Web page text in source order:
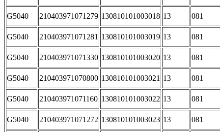
G5040 210403971071279 130810101003018 13 081
G5040 210403971071281 130810101003019 13 081
G5040 210403971071330 130810101003020 13 081
G5040 210403971070800 130810101003021 13 081
G5040 210403971071160 130810101003022 13 081
G5040 210403971071272 130810101003023 13 081